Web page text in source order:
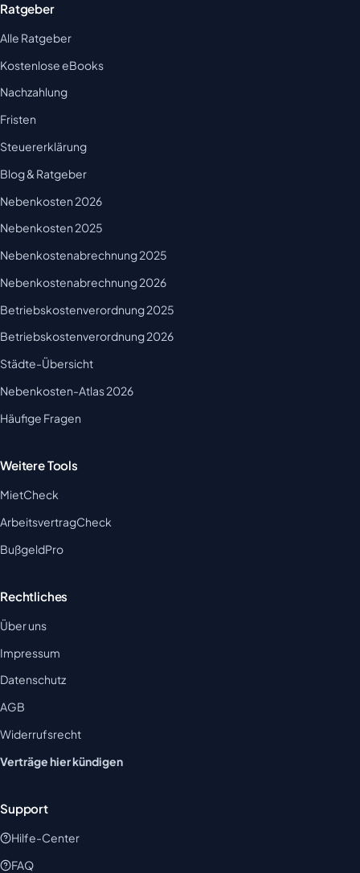
Ratgeber
Alle Ratgeber
Kostenlose eBooks
Nachzahlung
Fristen
Steuererklärung
Blog & Ratgeber
Nebenkosten 2026
Nebenkosten 2025
Nebenkostenabrechnung 2025
Nebenkostenabrechnung 2026
Betriebskostenverordnung 2025
Betriebskostenverordnung 2026
Städte-Übersicht
Nebenkosten-Atlas 2026
Häufige Fragen
Weitere Tools
MietCheck
ArbeitsvertragCheck
BußgeldPro
Rechtliches
Über uns
Impressum
Datenschutz
AGB
Widerrufsrecht
Verträge hier kündigen
Support
Hilfe-Center
FAQ